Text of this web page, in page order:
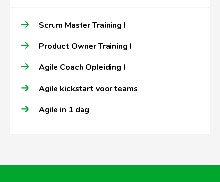
Scrum Master Training I
Product Owner Training I
Agile Coach Opleiding I
Agile kickstart voor teams
Agile in 1 dag